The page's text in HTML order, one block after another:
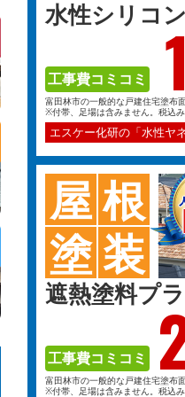
水性シリコ
工事費コミコミ
富田林市の一般的な戸建住宅塗布
※付帯、足場は含みません。税込み
エスケー化研の「水性ヤ
屋 根
塗 装
遮熱塗料プ
工事費コミコミ
富田林市の一般的な戸建住宅塗布
※付帯、足場は含みません。税込み